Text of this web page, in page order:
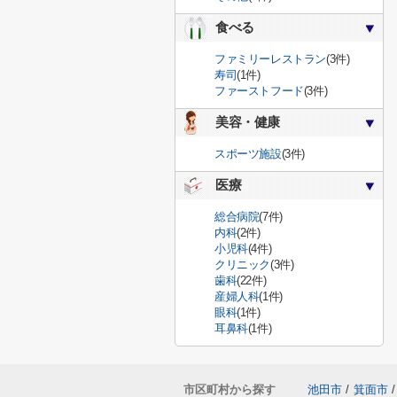
食べる
ファミリーレストラン(3件)
寿司(1件)
ファーストフード(3件)
美容・健康
スポーツ施設(3件)
医療
総合病院(7件)
内科(2件)
小児科(4件)
クリニック(3件)
歯科(22件)
産婦人科(1件)
眼科(1件)
耳鼻科(1件)
市区町村から探す 池田市 / 箕面市 /